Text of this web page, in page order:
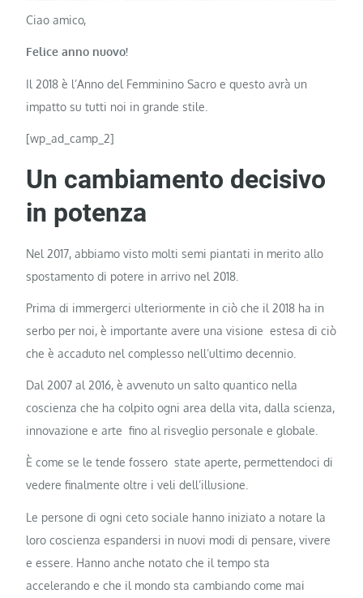
Ciao amico,
Felice anno nuovo!
Il 2018 è l’Anno del Femminino Sacro e questo avrà un
impatto su tutti noi in grande stile.
[wp_ad_camp_2]
Un cambiamento decisivo
in potenza
Nel 2017, abbiamo visto molti semi piantati in merito allo
spostamento di potere in arrivo nel 2018.
Prima di immergerci ulteriormente in ciò che il 2018 ha in
serbo per noi, è importante avere una visione estesa di ciò
che è accaduto nel complesso nell’ultimo decennio.
Dal 2007 al 2016, è avvenuto un salto quantico nella
coscienza che ha colpito ogni area della vita, dalla scienza,
innovazione e arte fino al risveglio personale e globale.
È come se le tende fossero state aperte, permettendoci di
vedere finalmente oltre i veli dell’illusione.
Le persone di ogni ceto sociale hanno iniziato a notare la
loro coscienza espandersi in nuovi modi di pensare, vivere
e essere. Hanno anche notato che il tempo sta
accelerando e che il mondo sta cambiando come mai